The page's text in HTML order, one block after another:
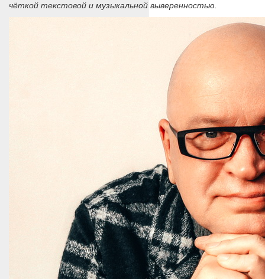
чёткой текстовой и музыкальной выверенностью.